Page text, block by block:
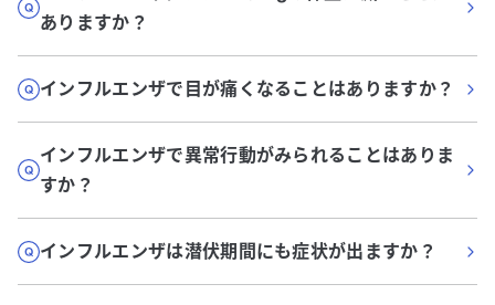
ありますか？
インフルエンザで目が痛くなることはありますか？
インフルエンザで異常行動がみられることはありま
すか？
インフルエンザは潜伏期間にも症状が出ますか？